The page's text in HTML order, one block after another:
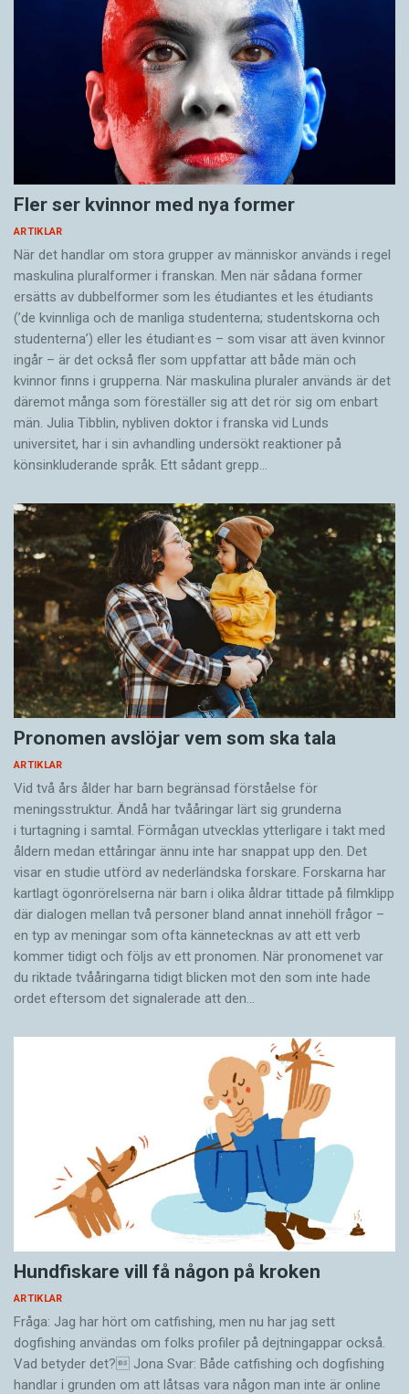
Fler ser kvinnor med nya former
ARTIKLAR
När det handlar om stora grupper av människor används i regel
maskulina pluralformer i franskan. Men när sådana ­former
ersätts av dubbel­former som les étudiantes et les étudiants
(’de kvinnliga och de manliga studenterna; studentskorna och
studenterna’) eller les étudiant·es – som visar att även kvinnor
ingår – är det också fler som uppfattar att både män och
kvinnor finns i grupperna. När maskulina pluraler används är det
där­emot många som föreställer sig att det rör sig om enbart
män. Julia Tibblin, nybliven doktor i franska vid Lunds
universitet, har i sin avhandling undersökt reaktioner på
könsinkluderande språk. Ett sådant grepp…
Pronomen avslöjar vem som ska tala
ARTIKLAR
Vid två års ålder har barn begränsad förståelse för
meningsstruktur. Ändå har tvååringar lärt sig grunderna
i turtagning i samtal. Förmågan utvecklas ytterligare i takt med
åldern medan ettåringar ännu inte har snappat upp den. Det
visar en studie utförd av nederländska forskare. Forskarna har
kartlagt ögonrörelserna när barn i olika åldrar tittade på filmklipp
där dialogen mellan två personer bland annat innehöll frågor –
en typ av meningar som ofta kännetecknas av att ett verb
kommer tidigt och följs av ett pronomen. När pronomenet var
du riktade tvååringarna tidigt blicken mot den som inte hade
ordet eftersom det ­signalerade att den…
Hundfiskare vill få någon på kroken
ARTIKLAR
Fråga: Jag har hört om catfishing, men nu har jag sett
dogfishing användas om folks profiler på dejtningappar också.
Vad betyder det? Jona Svar: Både catfishing och dogfishing
handlar i grunden om att låtsas vara någon man inte är online